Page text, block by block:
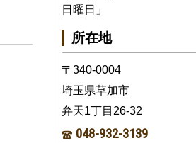
日曜日」
所在地
〒340-0004
埼玉県草加市
弁天1丁目26-32
048-932-3139